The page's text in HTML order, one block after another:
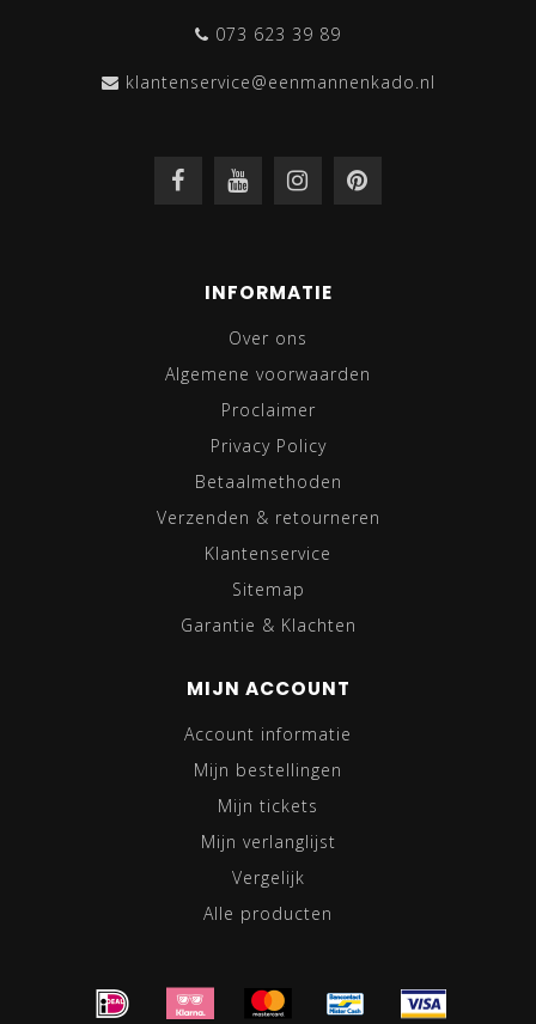
073 623 39 89
klantenservice@eenmannenkado.nl
INFORMATIE
Over ons
Algemene voorwaarden
Proclaimer
Privacy Policy
Betaalmethoden
Verzenden & retourneren
Klantenservice
Sitemap
Garantie & Klachten
MIJN ACCOUNT
Account informatie
Mijn bestellingen
Mijn tickets
Mijn verlanglijst
Vergelijk
Alle producten